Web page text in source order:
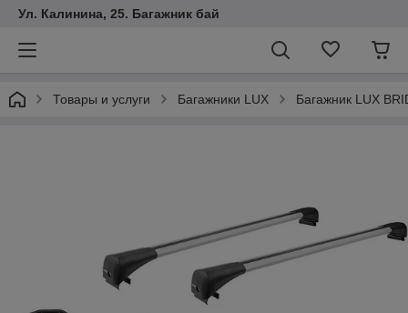
Ул. Калинина, 25. Багажник бай
Товары и услуги Багажники LUX Багажник LUX